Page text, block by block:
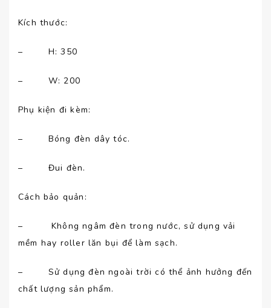
Kích thước:
– H: 350
– W: 200
Phụ kiện đi kèm:
– Bóng đèn dây tóc.
– Đui đèn.
Cách bảo quản:
– Không ngâm đèn trong nước, sử dụng vải
mềm hay roller lăn bụi để làm sạch.
– Sử dụng đèn ngoài trời có thể ảnh hưởng đến
chất lượng sản phẩm.